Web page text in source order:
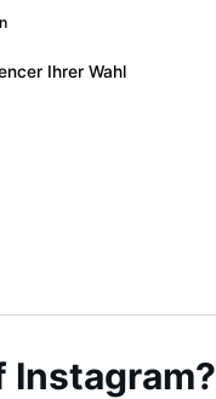
Ihrer Wahl
Instagram?